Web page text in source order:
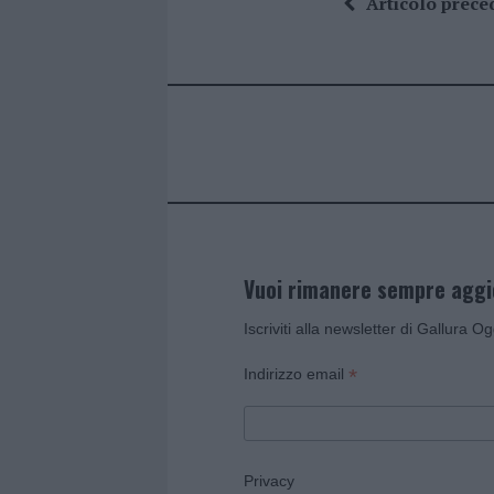
Vuoi rimanere sempre
Iscriviti alla newsletter di Gallura
Indirizzo email *
Privacy